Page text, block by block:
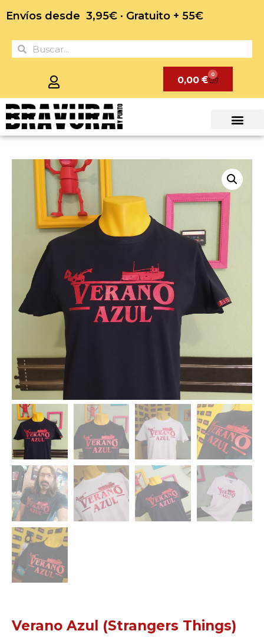
Envíos desde 3,95€ · Gratuito + 55€
0,00€ 0
Verano Azul (Strangers Things)